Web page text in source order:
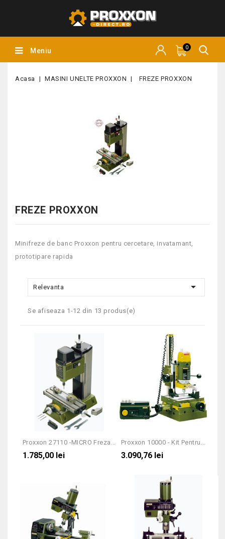
0
Meniu
Acasa MASINI UNELTE PROXXON FREZE PROXXON
FREZE PROXXON
Minifreze de banc Proxxon pentru cercetare, invatamant,
prototipare rapida
Relevanta 
Se afiseaza 1-12 din 13 produs(e)
Proxxon 27110 -MICRO Freza...
1.785,00 lei
Proxxon 10000 - Kit Pentru...
3.090,76 lei